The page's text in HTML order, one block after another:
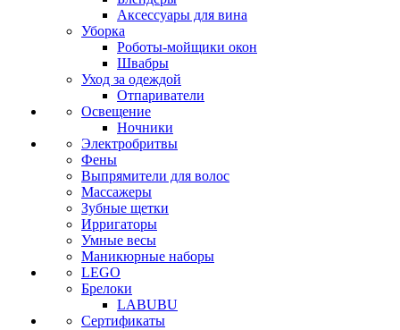
Аксессуары для вина
Уборка
Роботы-мойщики окон
Швабры
Уход за одеждой
Отпариватели
Освещение
Ночники
Электробритвы
Фены
Выпрямители для волос
Массажеры
Зубные щетки
Ирригаторы
Умные весы
Маникюрные наборы
LEGO
Брелоки
LABUBU
Сертификаты